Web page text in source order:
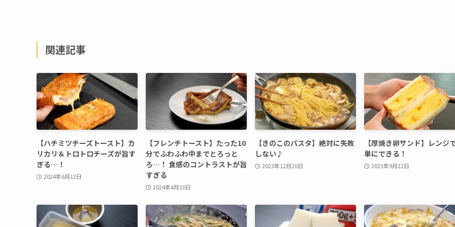
関連記事
【ハチミツチーズトースト】カ
リカリ＆トロトロチーズが旨す
ぎる…！
2024年6月13日
【フレンチトースト】たった10
分でふわふわ中までとろっと
ろ…！ 食感のコントラストが旨
すぎる
2024年4月10日
【きのこのパスタ】絶対に失敗
しない♪
2023年12月20日
【厚焼き卵サンド】レンジ
単にできる！
2023年9月22日